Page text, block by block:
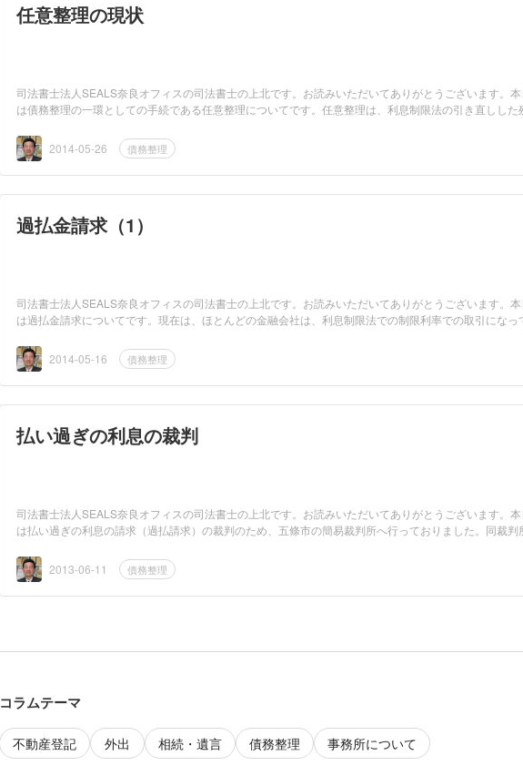
任意整理の現状
司法書士法人SEALS奈良オフィスの司法書士の上北です。お読みいただいてありがとうございます。
は債務整理の一環としての手続である任意整理についてです。任意整理は、利息制限法の引き直しした
2014-05-26
債務整理
過払金請求（1）
司法書士法人SEALS奈良オフィスの司法書士の上北です。お読みいただいてありがとうございます。
は過払金請求についてです。現在は、ほとんどの金融会社は、利息制限法での制限利率での取引になっ
2014-05-16
債務整理
払い過ぎの利息の裁判
司法書士法人SEALS奈良オフィスの司法書士の上北です。お読みいただいてありがとうございます。
は払い過ぎの利息の請求（過払請求）の裁判のため、五條市の簡易裁判所へ行っておりました。同裁判
2013-06-11
債務整理
コラムテーマ
不動産登記 外出 相続・遺言 債務整理 事務所について